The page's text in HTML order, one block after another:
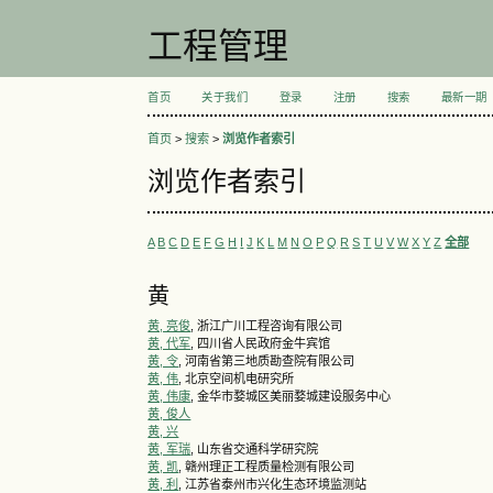
工程管理
首页 关于我们 登录 注册 搜索 最新一期
首页 >搜索 >浏览作者索引
浏览作者索引
A B C D E F G H I J K L M N O P Q R S T U V W X Y Z 全部
黄
黄, 亮俊 , 浙江广川工程咨询有限公司
黄, 代军 , 四川省人民政府金牛宾馆
黄, 令 , 河南省第三地质勘查院有限公司
黄, 伟 , 北京空间机电研究所
黄, 伟康 , 金华市婺城区美丽婺城建设服务中心
黄, 俊人
黄, 兴
黄, 军瑞 , 山东省交通科学研究院
黄, 凯 , 赣州理正工程质量检测有限公司
黄, 利
, 江苏省泰州市兴化生态环境监测站